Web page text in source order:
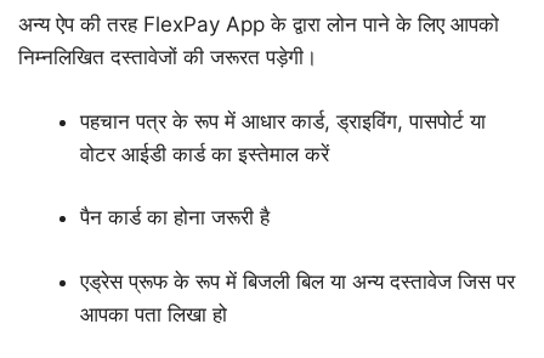
अन्य ऐप की तरह FlexPay App के द्वारा लोन पाने के लिए आपको
निम्नलिखित दस्तावेजों की जरूरत पड़ेगी।
पहचान पत्र के रूप में आधार कार्ड, ड्राइविंग, पासपोर्ट या
वोटर आईडी कार्ड का इस्तेमाल करें
पैन कार्ड का होना जरूरी है
एड्रेस प्रूफ के रूप में बिजली बिल या अन्य दस्तावेज जिस पर
आपका पता लिखा हो